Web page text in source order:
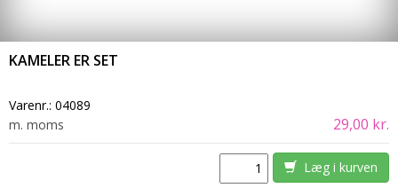
KAMELER ER SET
Varenr.: 04089
m. moms
29,00 kr.
Læg i kurven